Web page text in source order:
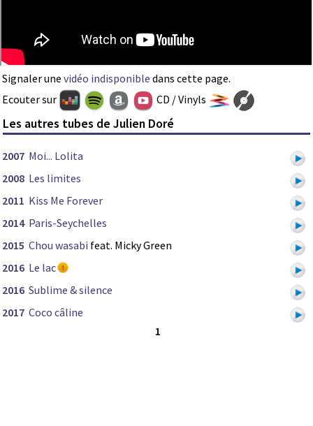
Signaler une vidéo indisponible dans cette page.
Ecouter sur
CD / Vinyls
Les autres tubes de Julien Doré
2007 Moi... Lolita
2008 Les limites
2011 Kiss Me Forever
2014 Paris-Seychelles
2015 Chou wasabi feat. Micky Green
2016 Le lac
2016 Sublime & silence
2017 Coco câline
1